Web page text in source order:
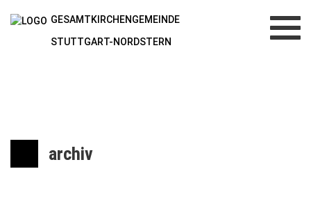
GESAMTKIRCHENGEMEINDE
STUTTGART-NORDSTERN
archiv